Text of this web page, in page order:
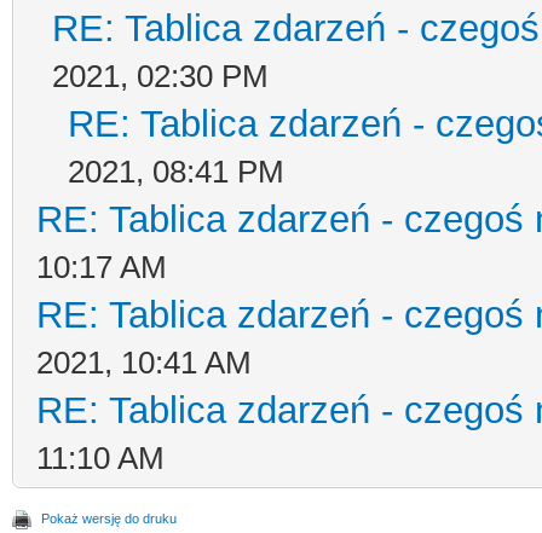
RE: Tablica zdarzeń -
2021, 02:30 PM
RE: Tablica zdarzeń -
2021, 08:41 PM
RE: Tablica zdarzeń - czegoś
10:17 AM
RE: Tablica zdarzeń - czegoś
2021, 10:41 AM
RE: Tablica zdarzeń - czegoś
11:10 AM
Pokaż wersję do druku